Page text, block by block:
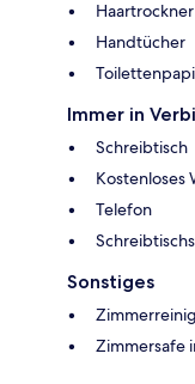
Haartrockner
Handtücher
Immer in
Schreibtisch
Kostenloses
Telefon
Sonstiges
Zimmersafe